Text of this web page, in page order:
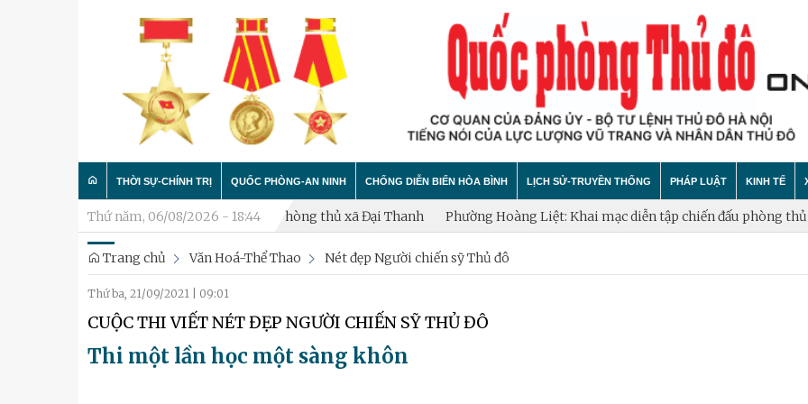
THỜI SỰ-CHÍNH TRỊ
Trong nước
Quân đội
Luận bàn
Thành phố Hà Nội
QUỐC PHÒNG-AN NINH
Công tác Đảng - Công tác Chính trị
Xây dựng đơn vị
Hậu cần
CHỐNG DIỄN BIẾN HÒA BÌNH
Làm thất bại âm mưu diễn biến hòa bình
LỊCH SỬ-TRUYỀN THỐNG PHÁP LUẬT KINH TẾ
Thứ năm, 06/08/2026 - 18:44
Khai mạc diễn tập chiến đấu phòng thủ xã Đại Thanh Phường Hoàng Liệt: Khai mạc diễn tập chiến đấu phòng thủ năm
Trang chủ Văn Hoá-Thể Thao Nét đẹp Người chiến sỹ Thủ đô
Thứ ba, 21/09/2021 09:01
CUỘC THI VIẾT NÉT ĐẸP NGƯỜI CHIẾN SỸ THỦ ĐÔ
Thi một lần học một sàng khôn